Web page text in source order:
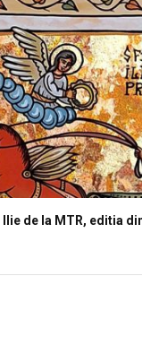
de la MTR, editia